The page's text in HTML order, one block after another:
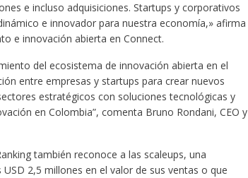
e incluso adquisiciones. Startups y corporativos
e innovador para nuestra economía,» afirma
e innovación abierta en Connect.
del ecosistema de innovación abierta en el
entre empresas y startups para crear nuevos
estratégicos con soluciones tecnológicas y
en Colombia”, comenta Bruno Rondani, CEO y
también reconoce a las scaleups, una
2,5 millones en el valor de sus ventas o que